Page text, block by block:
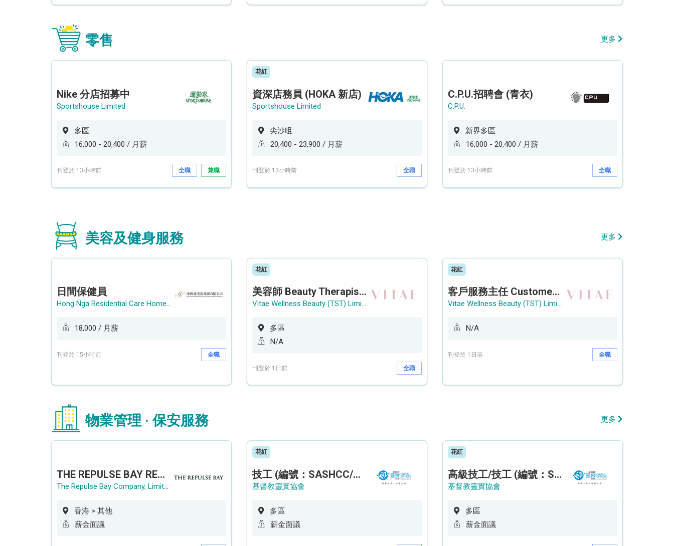
零售 更多
Nike 分店招募中
Sportshouse Limited
多區
16,000 - 20,400 / 月薪
刊登於 13小時前 全職 兼職
花紅
資深店務員 (HOKA 新店)
Sportshouse Limited
尖沙咀
20,400 - 23,900 / 月薪
刊登於 13小時前 全職
C.P.U.招聘會 (青衣)
C.P.U.
新界多區
16,000 - 20,400 / 月薪
刊登於 13小時前 全職
美容及健身服務 更多
日間保健員
Hong Nga Residential Care Home Group Limited
18,000 / 月薪
刊登於 15小時前 全職
花紅
美容師 Beauty Therapist (銅鑼灣 / 尖沙咀)
Vitae Wellness Beauty (TST) Limited
多區
N/A
刊登於 1日前 全職
花紅
客戶服務主任 Customer Service Officer (銅鑼灣)
Vitae Wellness Beauty (TST) Limited
N/A
刊登於 1日前 全職
物業管理 · 保安服務 更多
THE REPULSE BAY RECRUITMENT DAY 淺水灣影灣園人才招聘會
The Repulse Bay Company, Limited
香港 > 其他
薪金面議
花紅
技工 (編號：SASHCC/A/CTE)
基督教靈實協會
多區
薪金面議
花紅
高級技工/技工 (編號：SSO/FM/A/CTE)
基督教靈實協會
多區
薪金面議